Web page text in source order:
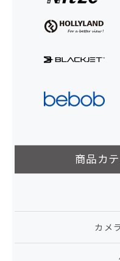
商品カ
カメ